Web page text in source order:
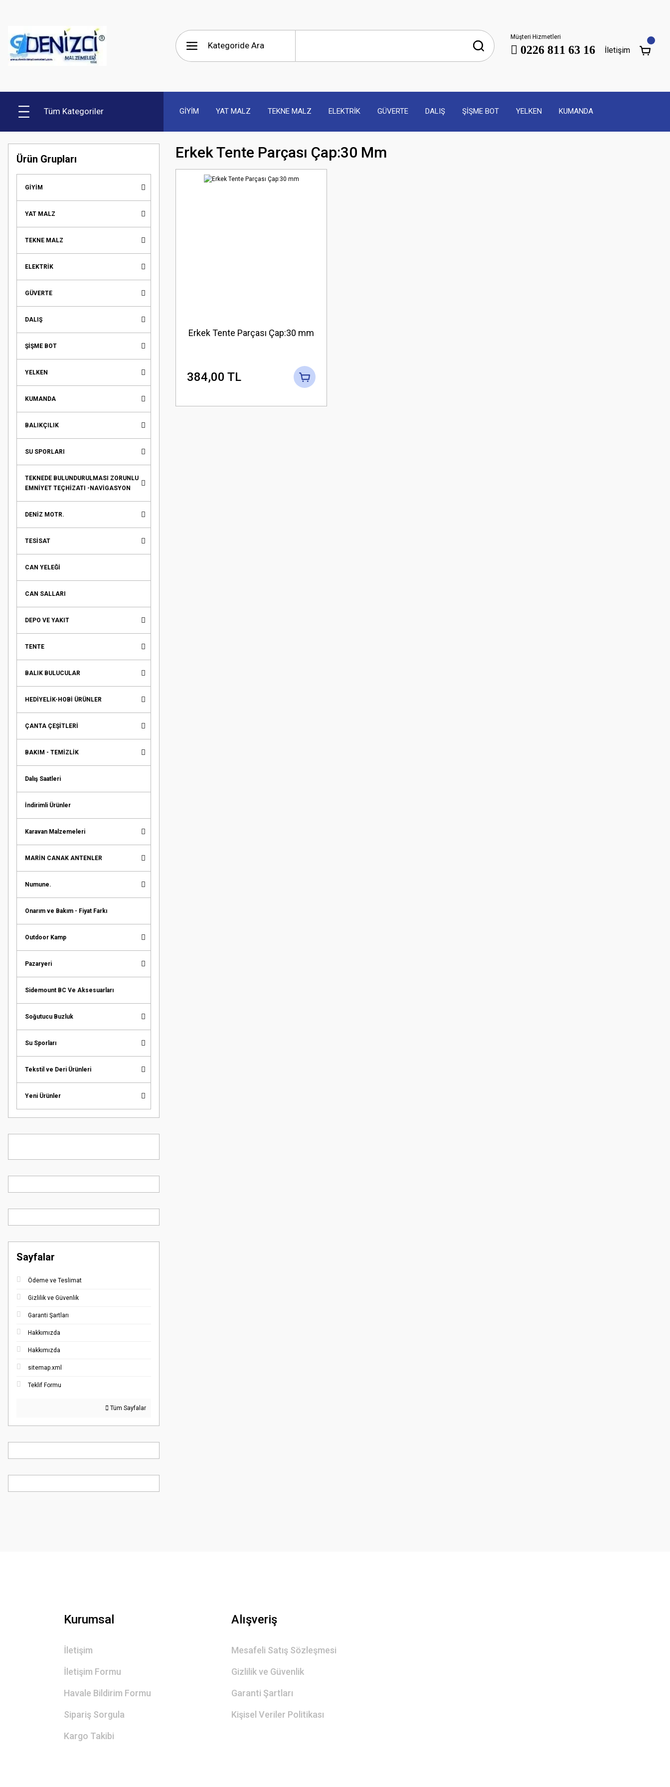
Müşteri Hizmetleri
0226 811 63 16 İletişim
Tüm Kategoriler GİYİM YAT MALZ TEKNE MALZ ELEKTRİK GÜVERTE DALIŞ ŞİŞME BOT YELKEN KUMANDA
Ürün Grupları
GİYİM
YAT MALZ
TEKNE MALZ
ELEKTRİK
GÜVERTE
DALIŞ
ŞİŞME BOT
YELKEN
KUMANDA
BALIKÇILIK
SU SPORLARI
TEKNEDE BULUNDURULMASI ZORUNLU
EMNİYET TEÇHİZATI -NAVİGASYON
DENİZ MOTR.
TESİSAT
CAN YELEĞİ
CAN SALLARI
DEPO VE YAKIT
TENTE
BALIK BULUCULAR
HEDİYELİK-HOBİ ÜRÜNLER
ÇANTA ÇEŞİTLERİ
BAKIM - TEMİZLİK
Dalış Saatleri
İndirimli Ürünler
Karavan Malzemeleri
MARİN CANAK ANTENLER
Numune.
Onarım ve Bakım - Fiyat Farkı
Outdoor Kamp
Pazaryeri
Sidemount BC Ve Aksesuarları
Soğutucu Buzluk
Su Sporları
Tekstil ve Deri Ürünleri
Yeni Ürünler
Sayfalar
Ödeme ve Teslimat
Gizlilik ve Güvenlik
Garanti Şartları
Hakkımızda
Hakkımızda
sitemap.xml
Teklif Formu
Tüm Sayfalar
Erkek Tente Parçası Çap:30 Mm
Erkek Tente Parçası Çap:30 mm
384,00 TL
Kurumsal
İletişim
İletişim Formu
Havale Bildirim Formu
Sipariş Sorgula
Kargo Takibi
Alışveriş
Mesafeli Satış Sözleşmesi
Gizlilik ve Güvenlik
Garanti Şartları
Kişisel Veriler Politikası